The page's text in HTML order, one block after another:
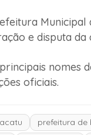
Municipal
e disputa da
nomes
oficiais.
prefeitura de